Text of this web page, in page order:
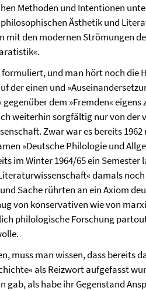
Methoden und Intentionen
Ästhetik und
mit den modernen Strömungen
und man hört noch die
der einen und
gegenüber dem »Fremden«
weiterhin sorgfältig nur von der
Zwar war es bereits
»Deutsche Philologie und
im Winter 1964/65 ein Semester
damals
Sache rührten an ein Axiom
von konservativen wie von
philologische Forschung
muss man wissen, dass bereits
als Reizwort aufgefasst
gab, als habe ihr Gegenstand